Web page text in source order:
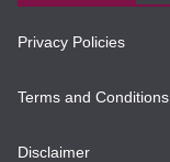
Privacy Policies
Terms and Conditions
Disclaimer